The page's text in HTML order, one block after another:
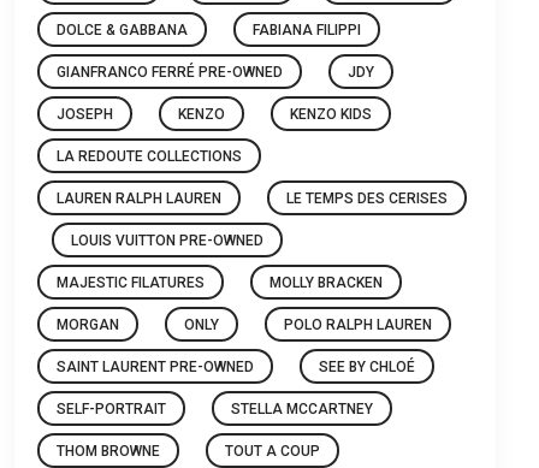
DOLCE & GABBANA FABIANA FILIPPI
GIANFRANCO FERRÉ PRE-OWNED JDY
JOSEPH KENZO KENZO KIDS
LA REDOUTE COLLECTIONS
LAUREN RALPH LAUREN LE TEMPS DES CERISES
LOUIS VUITTON PRE-OWNED
MAJESTIC FILATURES MOLLY BRACKEN
MORGAN ONLY POLO RALPH LAUREN
SAINT LAURENT PRE-OWNED SEE BY CHLOÉ
SELF-PORTRAIT STELLA MCCARTNEY
THOM BROWNE TOUT A COUP